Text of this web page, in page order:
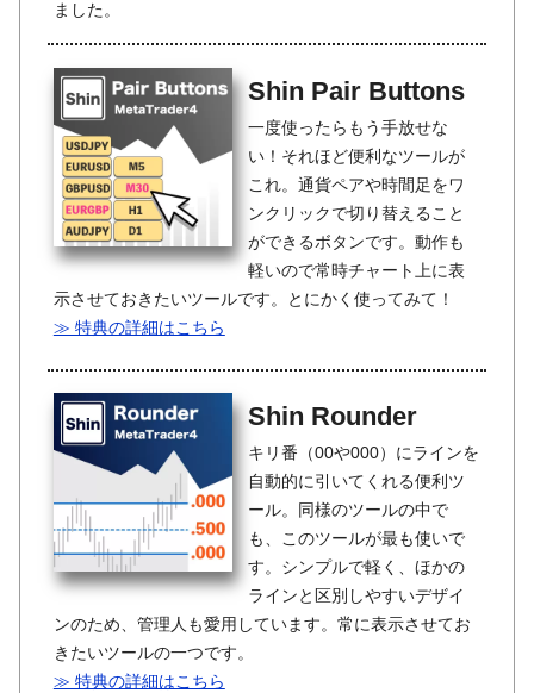
ました。
Shin Pair Buttons
一度使ったらもう手放せな
い！それほど便利なツールが
これ。通貨ペアや時間足をワ
ンクリックで切り替えること
ができるボタンです。動作も
軽いので常時チャート上に表
示させておきたいツールです。とにかく使ってみて！
≫ 特典の詳細はこちら
Shin Rounder
キリ番（00や000）にラインを
自動的に引いてくれる便利ツ
ール。同様のツールの中で
も、このツールが最も使いで
す。シンプルで軽く、ほかの
ラインと区別しやすいデザイ
ンのため、管理人も愛用しています。常に表示させてお
きたいツールの一つです。
≫ 特典の詳細はこちら